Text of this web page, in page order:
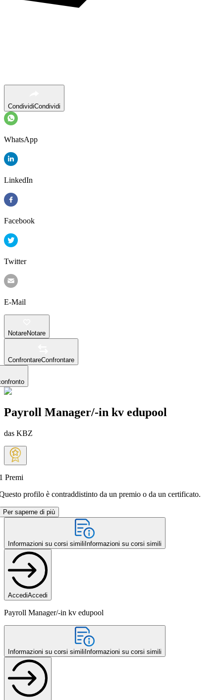
CondividiCondividi
WhatsApp
LinkedIn
Facebook
Twitter
E-Mail
NotareNotare
ConfrontareConfrontare
Payroll Manager/-in kv edupool
das KBZ
Premi
profilo è contraddistinto da un premio o da un certificato.
Per saperne di più
Informazioni su corsi simili Informazioni su corsi simili
AccediAccedi
Payroll Manager/-in kv edupool
Informazioni su corsi simili Informazioni su corsi simili